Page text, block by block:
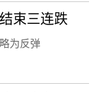
束三连跌
为反弹